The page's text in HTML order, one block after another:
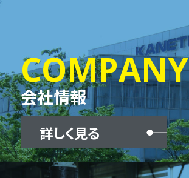
COMPANY
会社情報
詳しく見る